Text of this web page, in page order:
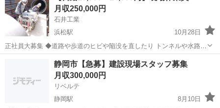
ご持参下さい。 ※面接時に交通...
月収250,000円
石井工業
浜松駅
10月28日
正社員大募集 ◆道路や歩道のヒビや陥没を直したり トンネルや水路の
水漏れの補修をしたり。 大規模工事ではなく、補修工事を中心に行っ
浜松市 浜松駅 大工 現場作業員
静岡市【急募】建設現場スタッフ募集
月収300,000円
リベルテ
静岡駅
8月10日